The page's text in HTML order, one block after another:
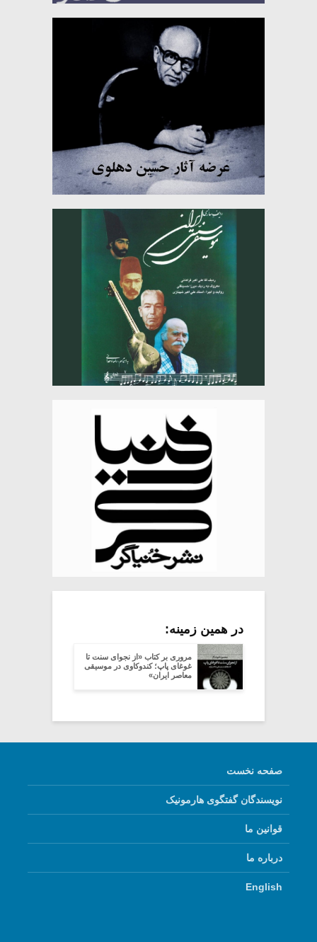
در همین زمینه:
مروری بر کتاب «از نجوای سنت تا
غوغای پاپ؛ کندوکاوی در موسیقی
معاصر ایران»
صفحه نخست
نویسندگان گفتگوی هارمونیک
قوانین ما
درباره ما
English